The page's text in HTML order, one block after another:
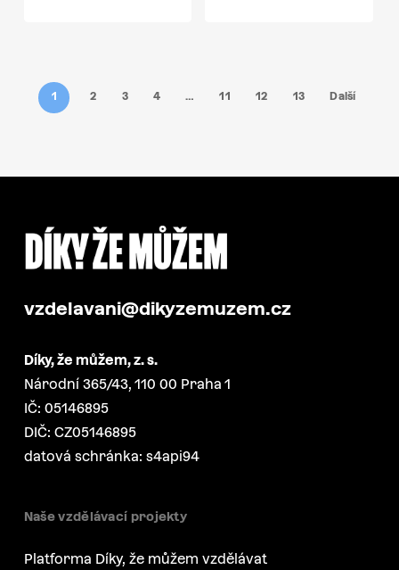
1 2 3 4 … 11 12 13 Další
vzdelavani@dikyzemuzem.cz
Díky, že můžem, z. s.
Národní 365/43, 110 00 Praha 1
IČ: 05146895
DIČ: CZ05146895
datová schránka: s4api94
Naše vzdělávací projekty
Platforma Díky, že můžem vzdělávat